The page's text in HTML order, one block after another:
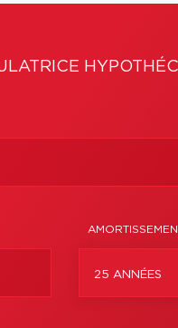
25 ANNÉES